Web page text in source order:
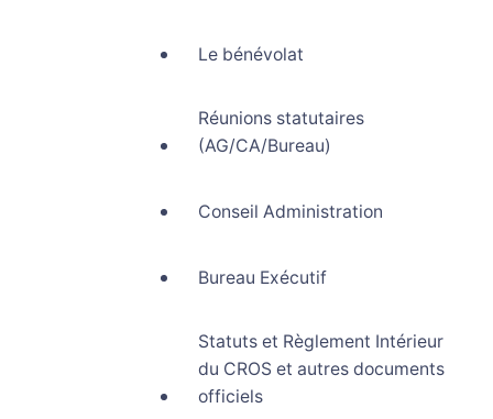
Le bénévolat
Réunions statutaires
(AG/CA/Bureau)
Conseil Administration
Bureau Exécutif
Statuts et Règlement Intérieur
du CROS et autres documents
officiels